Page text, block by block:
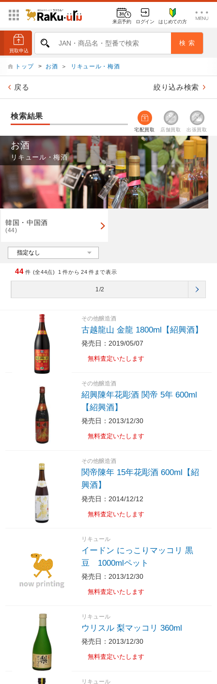
来店予約 ログイン はじめての方
トップ > お酒 ＞ リキュール・梅酒
戻る 絞り込み検索
検索結果
宅配買取 店舗買取 出張買取
お酒
リキュール・梅酒
韓国・中国酒
(44)
44 件 (全44点) 1 件から 24 件まで表示
1/2
その他醸造酒
古越龍山 金龍 1800ml【紹興酒】
発売日：2019/05/07
無料査定いたします
その他醸造酒
紹興陳年花彫酒 関帝 5年 600ml
【紹興酒】
発売日：2013/12/30
無料査定いたします
その他醸造酒
関帝陳年 15年花彫酒 600ml【紹
興酒】
発売日：2014/12/12
無料査定いたします
リキュール
イードン にっこりマッコリ 黒
豆 1000mlペット
発売日：2013/12/30
無料査定いたします
リキュール
ウリスル 梨マッコリ 360ml
発売日：2013/12/30
無料査定いたします
リキュール